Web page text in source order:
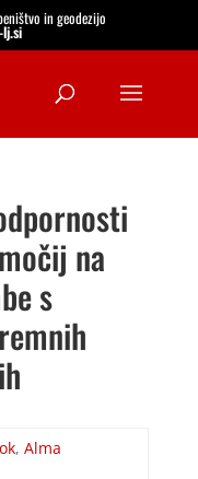
in geodezijo
na
s
, Alma